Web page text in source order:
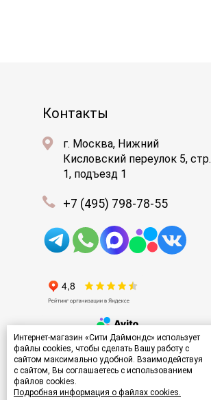
Интернет-магазин «Сити Даймондс» использует
файлы cookies, чтобы сделать Вашу работу с
сайтом максимально удобной. Взаимодействуя
с сайтом, Вы соглашаетесь с использованием
файлов cookies.
Подробная информация о файлах cookies.
Контакты
г. Москва, Нижний
Кисловский переулок 5, стр.
1, подъезд 1
+7 (495) 798-78-55